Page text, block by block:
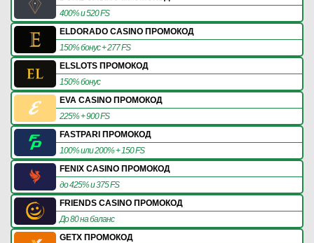
400% и 520 FS
ELDORADO CASINO ПРОМОКОД
150% бонус + 277 FS
ELSLOTS ПРОМОКОД
150% бонус
EVA CASINO ПРОМОКОД
225% + 900 FS
FASTPARI ПРОМОКОД
100% или 200% + 150 FS
FENIX CASINO ПРОМОКОД
до 425% и 375 FS
FRIENDS CASINO ПРОМОКОД
До 80 на баланс
GETX ПРОМОКОД